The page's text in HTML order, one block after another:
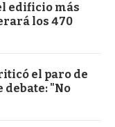
edificio más
los 470
el paro de
"No